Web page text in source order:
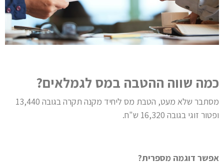
כמה שווה ההטבה במס לגמלאים?
מסתבר שלא מעט, הטבת מס ליחיד מקנה תקרה בגובה 13,440
ופטור זוגי בגובה 16,320 ש"ח.
אפשר דוגמה מספרית?